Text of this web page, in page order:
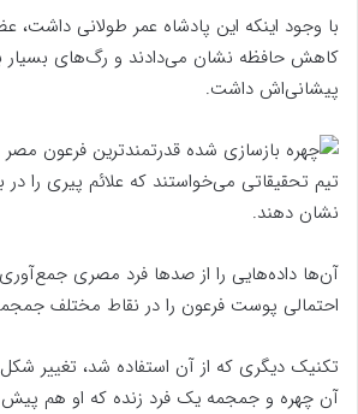
با وجود اینکه این پادشاه عمر طولانی داشت،
کاهش حافظه نشان می‌دادند و رگ‌های بسیار
پیشانی‌اش داشت.
تیم تحقیقاتی می‌خواستند که علائم پیری را در
نشان دهند.
آن‌ها داده‌هایی را از صد‌ها فرد مصری
احتمالی پوست فرعون را در نقاط مختلف
تکنیک دیگری که از آن استفاده شد، تغییر
آن چهره و جمجمه یک فرد زنده که او هم پیش